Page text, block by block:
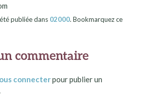
publiée dans 02000. Bookmarquez ce
commentaire
connecterpour publier un